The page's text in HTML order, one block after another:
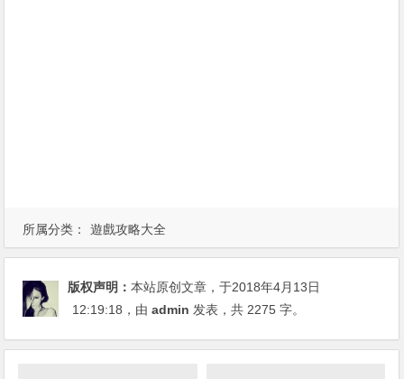
所属分类： 遊戲攻略大全
版权声明：本站原创文章，于2018年4月13日
12:19:18 ，由admin 发表，共 2275 字。